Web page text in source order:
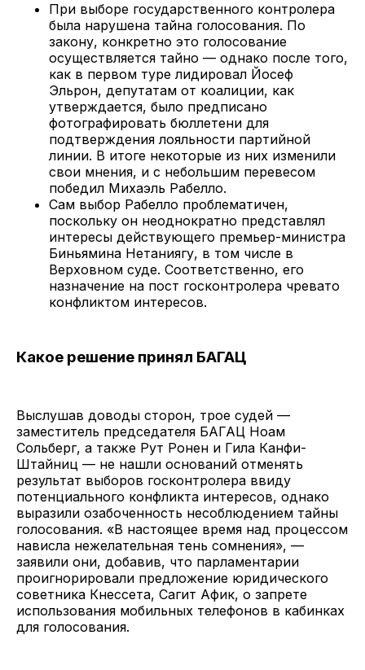
При выборе государственного контролера
была нарушена тайна голосования. По
закону, конкретно это голосование
осуществляется тайно — однако после того,
как в первом туре лидировал Йосеф
Эльрон, депутатам от коалиции, как
утверждается, было предписано
фотографировать бюллетени для
подтверждения лояльности партийной
линии. В итоге некоторые из них изменили
свои мнения, и с небольшим перевесом
победил Михаэль Рабелло.
Сам выбор Рабелло проблематичен,
поскольку он неоднократно представлял
интересы действующего премьер-министра
Биньямина Нетаниягу, в том числе в
Верховном суде. Соответственно, его
назначение на пост госконтролера чревато
конфликтом интересов.
Какое решение принял БАГАЦ
Выслушав доводы сторон, трое судей —
заместитель председателя БАГАЦ Ноам
Сольберг, а также Рут Ронен и Гила Канфи-
Штайниц — не нашли оснований отменять
результат выборов госконтролера ввиду
потенциального конфликта интересов, однако
выразили озабоченность несоблюдением тайны
голосования. «В настоящее время над процессом
нависла нежелательная тень сомнения», —
заявили они, добавив, что парламентарии
проигнорировали предложение юридического
советника Кнессета, Сагит Афик, о запрете
использования мобильных телефонов в кабинках
для голосования.